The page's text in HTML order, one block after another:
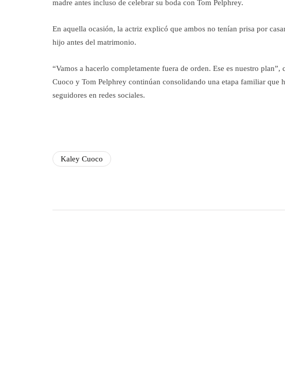
madre antes incluso de celebrar su boda con Tom Pelphrey.
En aquella ocasión, la actriz explicó que ambos no tenían prisa por
hijo antes del matrimonio.
“Vamos a hacerlo completamente fuera de orden. Ese es nuestro
Cuoco y Tom Pelphrey continúan consolidando una etapa familiar que
seguidores en redes sociales.
Kaley Cuoco